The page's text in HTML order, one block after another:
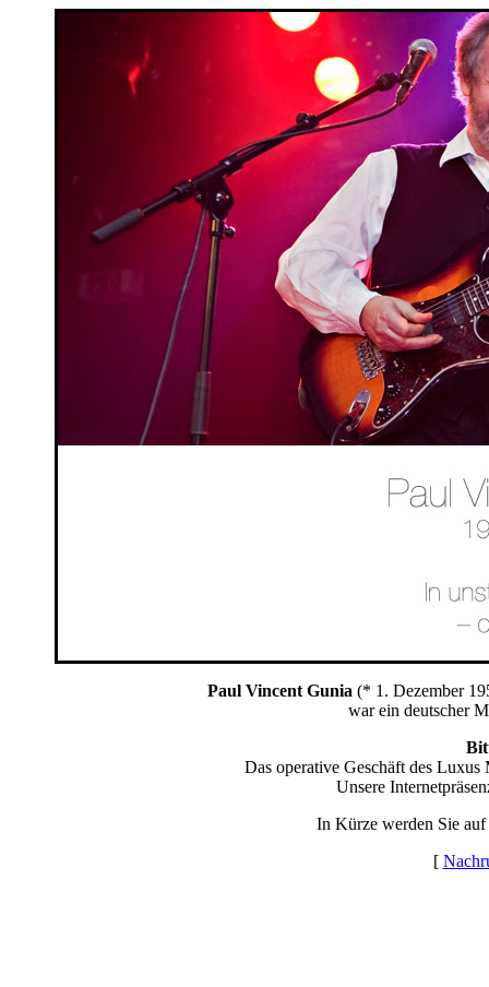
Paul Vincent Gunia (* 1. Dezember
war ein deutscher
Das operative Geschäft des
Unsere
In Kürze werden Sie
[